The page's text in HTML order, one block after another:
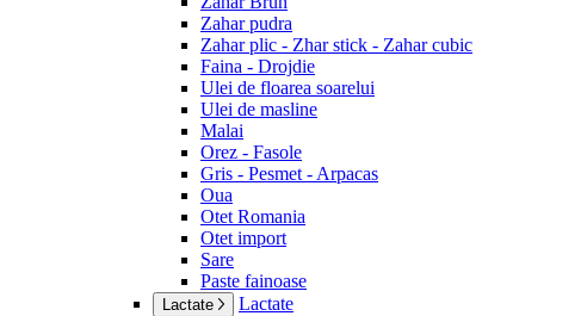
Zahar pudra
Zahar plic - Zhar stick - Zahar cubic
Faina - Drojdie
Ulei de floarea soarelui
Ulei de masline
Malai
Orez - Fasole
Gris - Pesmet - Arpacas
Oua
Otet Romania
Otet import
Sare
Paste fainoase
Lactate Lactate